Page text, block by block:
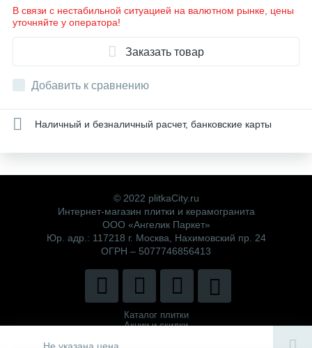
Не указана цена
В связи с нестабильной ситуацией на валютном рынке, цены
уточняйте у оператора!
Заказать товар
Добавить к сравнению
Наличный и безналичный расчет, банковские карты
© 2022 plitkaCity.ru
Интернет-магазин плитки и керамогранита
ООО «Ангелик Паркет»
Юр. адр.: 117218 г. Москва, Нахимовский пр. 24
ОГРН – 5077746856413
Каталог плитки
Акции и скидки